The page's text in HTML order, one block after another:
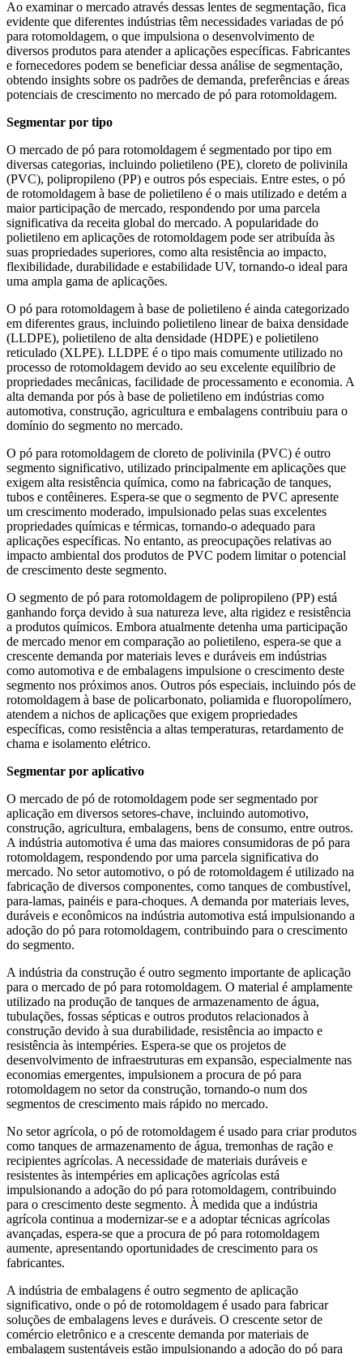
Ao examinar o mercado através dessas lentes de segmentação, fica
evidente que diferentes indústrias têm necessidades variadas de pó
para rotomoldagem, o que impulsiona o desenvolvimento de
diversos produtos para atender a aplicações específicas. Fabricantes
e fornecedores podem se beneficiar dessa análise de segmentação,
obtendo insights sobre os padrões de demanda, preferências e áreas
potenciais de crescimento no mercado de pó para rotomoldagem.
Segmentar por tipo
O mercado de pó para rotomoldagem é segmentado por tipo em
diversas categorias, incluindo polietileno (PE), cloreto de polivinila
(PVC), polipropileno (PP) e outros pós especiais. Entre estes, o pó
de rotomoldagem à base de polietileno é o mais utilizado e detém a
maior participação de mercado, respondendo por uma parcela
significativa da receita global do mercado. A popularidade do
polietileno em aplicações de rotomoldagem pode ser atribuída às
suas propriedades superiores, como alta resistência ao impacto,
flexibilidade, durabilidade e estabilidade UV, tornando-o ideal para
uma ampla gama de aplicações.
O pó para rotomoldagem à base de polietileno é ainda categorizado
em diferentes graus, incluindo polietileno linear de baixa densidade
(LLDPE), polietileno de alta densidade (HDPE) e polietileno
reticulado (XLPE). LLDPE é o tipo mais comumente utilizado no
processo de rotomoldagem devido ao seu excelente equilíbrio de
propriedades mecânicas, facilidade de processamento e economia. A
alta demanda por pós à base de polietileno em indústrias como
automotiva, construção, agricultura e embalagens contribuiu para o
domínio do segmento no mercado.
O pó para rotomoldagem de cloreto de polivinila (PVC) é outro
segmento significativo, utilizado principalmente em aplicações que
exigem alta resistência química, como na fabricação de tanques,
tubos e contêineres. Espera-se que o segmento de PVC apresente
um crescimento moderado, impulsionado pelas suas excelentes
propriedades químicas e térmicas, tornando-o adequado para
aplicações específicas. No entanto, as preocupações relativas ao
impacto ambiental dos produtos de PVC podem limitar o potencial
de crescimento deste segmento.
O segmento de pó para rotomoldagem de polipropileno (PP) está
ganhando força devido à sua natureza leve, alta rigidez e resistência
a produtos químicos. Embora atualmente detenha uma participação
de mercado menor em comparação ao polietileno, espera-se que a
crescente demanda por materiais leves e duráveis ​​em indústrias
como automotiva e de embalagens impulsione o crescimento deste
segmento nos próximos anos. Outros pós especiais, incluindo pós de
rotomoldagem à base de policarbonato, poliamida e fluoropolímero,
atendem a nichos de aplicações que exigem propriedades
específicas, como resistência a altas temperaturas, retardamento de
chama e isolamento elétrico.
Segmentar por aplicativo
O mercado de pó de rotomoldagem pode ser segmentado por
aplicação em diversos setores-chave, incluindo automotivo,
construção, agricultura, embalagens, bens de consumo, entre outros.
A indústria automotiva é uma das maiores consumidoras de pó para
rotomoldagem, respondendo por uma parcela significativa do
mercado. No setor automotivo, o pó de rotomoldagem é utilizado na
fabricação de diversos componentes, como tanques de combustível,
para-lamas, painéis e para-choques. A demanda por materiais leves,
duráveis ​​e econômicos na indústria automotiva está impulsionando a
adoção do pó para rotomoldagem, contribuindo para o crescimento
do segmento.
A indústria da construção é outro segmento importante de aplicação
para o mercado de pó para rotomoldagem. O material é amplamente
utilizado na produção de tanques de armazenamento de água,
tubulações, fossas sépticas e outros produtos relacionados à
construção devido à sua durabilidade, resistência ao impacto e
resistência às intempéries. Espera-se que os projetos de
desenvolvimento de infraestruturas em expansão, especialmente nas
economias emergentes, impulsionem a procura de pó para
rotomoldagem no setor da construção, tornando-o num dos
segmentos de crescimento mais rápido no mercado.
No setor agrícola, o pó de rotomoldagem é usado para criar produtos
como tanques de armazenamento de água, tremonhas de ração e
recipientes agrícolas. A necessidade de materiais duráveis ​​e
resistentes às intempéries em aplicações agrícolas está
impulsionando a adoção do pó para rotomoldagem, contribuindo
para o crescimento deste segmento. À medida que a indústria
agrícola continua a modernizar-se e a adoptar técnicas agrícolas
avançadas, espera-se que a procura de pó para rotomoldagem
aumente, apresentando oportunidades de crescimento para os
fabricantes.
A indústria de embalagens é outro segmento de aplicação
significativo, onde o pó de rotomoldagem é usado para fabricar
soluções de embalagens leves e duráveis. O crescente setor de
comércio eletrônico e a crescente demanda por materiais de
embalagem sustentáveis ​​estão impulsionando a adoção do pó para